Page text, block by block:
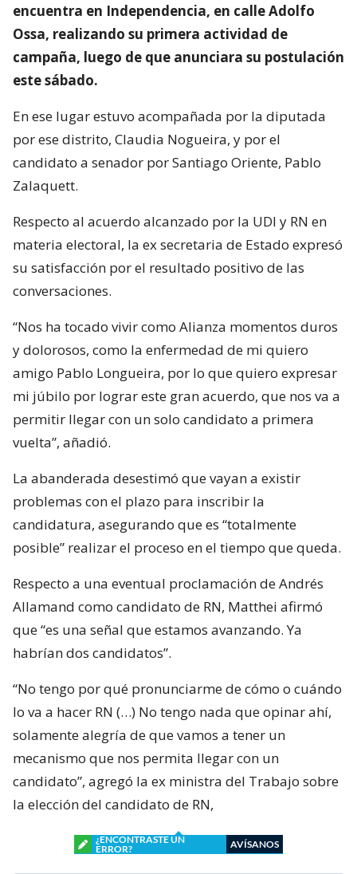
encuentra en Independencia, en calle Adolfo
Ossa, realizando su primera actividad de
campaña, luego de que anunciara su postulación
este sábado.
En ese lugar estuvo acompañada por la diputada
por ese distrito, Claudia Nogueira, y por el
candidato a senador por Santiago Oriente, Pablo
Zalaquett.
Respecto al acuerdo alcanzado por la UDI y RN en
materia electoral, la ex secretaria de Estado expresó
su satisfacción por el resultado positivo de las
conversaciones.
“Nos ha tocado vivir como Alianza momentos duros
y dolorosos, como la enfermedad de mi quiero
amigo Pablo Longueira, por lo que quiero expresar
mi júbilo por lograr este gran acuerdo, que nos va a
permitir llegar con un solo candidato a primera
vuelta”, añadió.
La abanderada desestimó que vayan a existir
problemas con el plazo para inscribir la
candidatura, asegurando que es “totalmente
posible” realizar el proceso en el tiempo que queda.
Respecto a una eventual proclamación de Andrés
Allamand como candidato de RN, Matthei afirmó
que “es una señal que estamos avanzando. Ya
habrían dos candidatos”.
“No tengo por qué pronunciarme de cómo o cuándo
lo va a hacer RN (…) No tengo nada que opinar ahí,
solamente alegría de que vamos a tener un
mecanismo que nos permita llegar con un
candidato”, agregó la ex ministra del Trabajo sobre
la elección del candidato de RN,
¿ENCONTRASTE UN
ERROR?
AVÍSANOS